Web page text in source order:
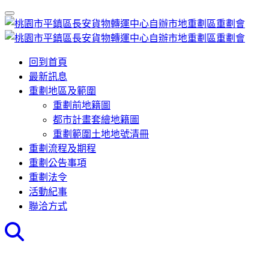
回到首頁
最新訊息
重劃地區及範圍
重劃前地籍圖
都市計畫套繪地籍圖
重劃範圍土地地號清冊
重劃流程及期程
重劃公告事項
重劃法令
活動紀事
聯洽方式